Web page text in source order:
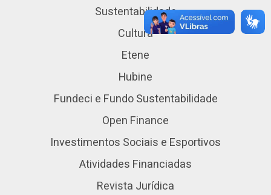
Sustentabilidade
Cultura
Etene
Hubine
Fundeci e Fundo Sustentabilidade
Open Finance
Investimentos Sociais e Esportivos
Atividades Financiadas
Revista Jurídica